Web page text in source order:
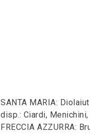
SANTA MARIA:
disp.: Ciardi,
FRECCIA AZZURRA: